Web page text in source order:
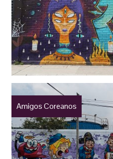
Amigos Coreanos